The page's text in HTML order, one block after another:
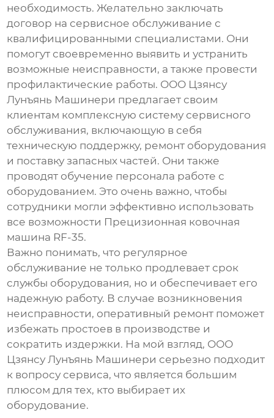
необходимость. Желательно заключать
договор на сервисное обслуживание с
квалифицированными специалистами. Они
помогут своевременно выявить и устранить
возможные неисправности, а также провести
профилактические работы. ООО Цзянсу
Лунъянь Машинери предлагает своим
клиентам комплексную систему сервисного
обслуживания, включающую в себя
техническую поддержку, ремонт оборудования
и поставку запасных частей. Они также
проводят обучение персонала работе с
оборудованием. Это очень важно, чтобы
сотрудники могли эффективно использовать
все возможности Прецизионная ковочная
машина RF-35.
Важно понимать, что регулярное
обслуживание не только продлевает срок
службы оборудования, но и обеспечивает его
надежную работу. В случае возникновения
неисправности, оперативный ремонт поможет
избежать простоев в производстве и
сократить издержки. На мой взгляд, ООО
Цзянсу Лунъянь Машинери серьезно подходит
к вопросу сервиса, что является большим
плюсом для тех, кто выбирает их
оборудование.